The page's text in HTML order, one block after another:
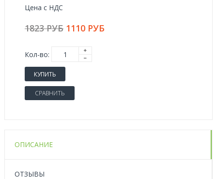
Цена с НДС
1823 РУБ 1110 РУБ
Кол-во:
КУПИТЬ
СРАВНИТЬ
ОПИСАНИЕ
ОТЗЫВЫ